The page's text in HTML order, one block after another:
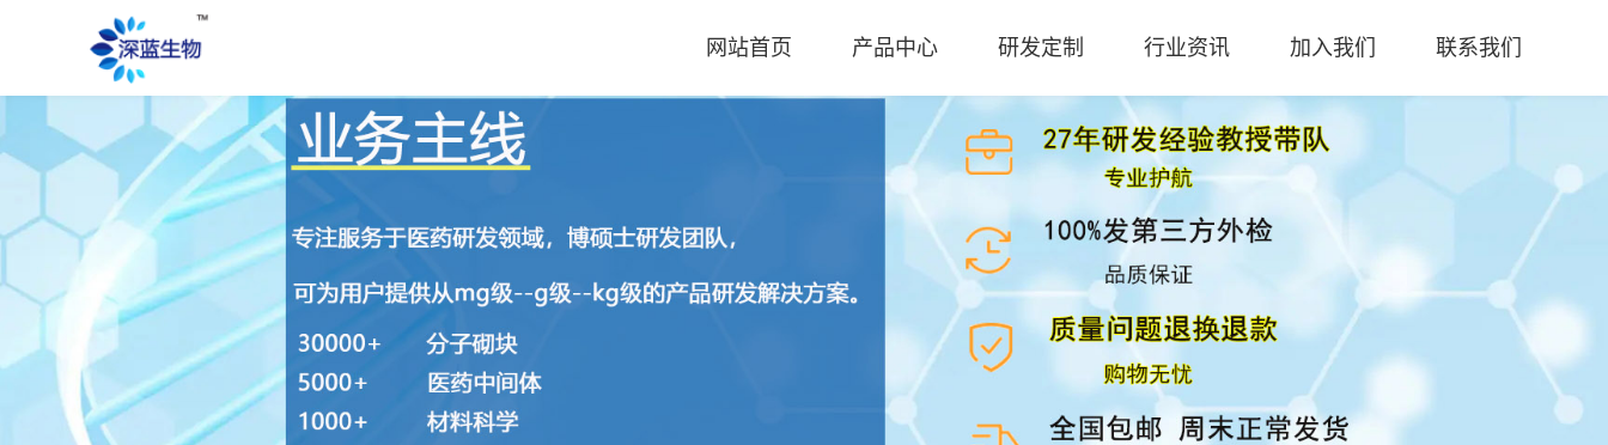
网站首页 产品中心 研发定制 行业资讯 加入我们 联系我们